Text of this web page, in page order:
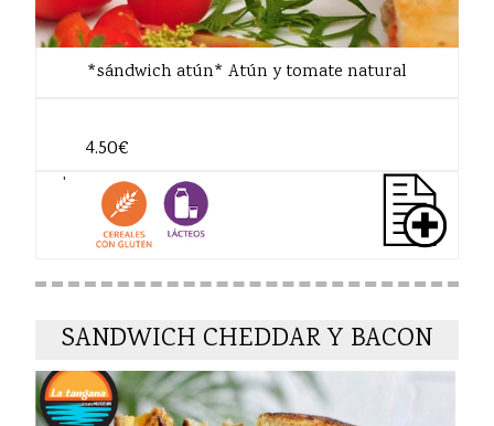
*sándwich atún* Atún y tomate natural
4.50€
'
SANDWICH CHEDDAR Y BACON